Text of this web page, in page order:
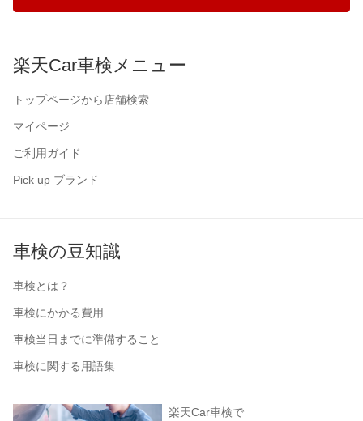
楽天Car車検メニュー
トップページから店舗検索
マイページ
ご利用ガイド
Pick up ブランド
車検の豆知識
車検とは？
車検にかかる費用
車検当日までに準備すること
車検に関する用語集
楽天Car車検で